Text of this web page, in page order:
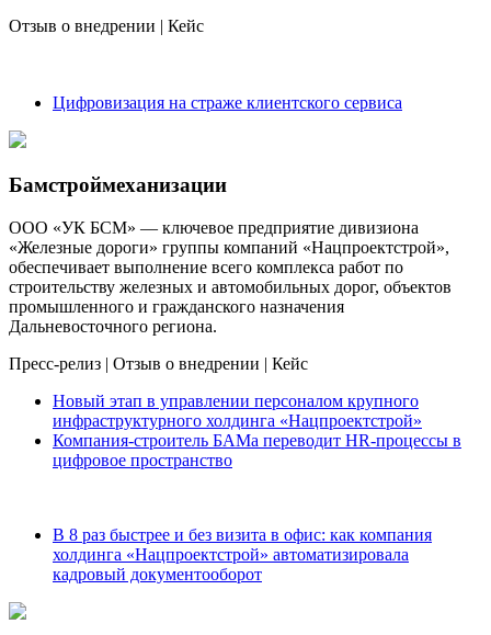
Отзыв о внедрении | Кейс
Цифровизация на страже клиентского сервиса
Бамстроймеханизации
ООО «УК БСМ» — ключевое предприятие дивизиона
«Железные дороги» группы компаний «Нацпроектстрой»,
обеспечивает выполнение всего комплекса работ по
строительству железных и автомобильных дорог, объектов
промышленного и гражданского назначения
Дальневосточного региона.
Пресс-релиз | Отзыв о внедрении | Кейс
Новый этап в управлении персоналом крупного
инфраструктурного холдинга «Нацпроектстрой»
Компания-строитель БАМа переводит HR-процессы в
цифровое пространство
В 8 раз быстрее и без визита в офис: как компания
холдинга «Нацпроектстрой» автоматизировала
кадровый документооборот